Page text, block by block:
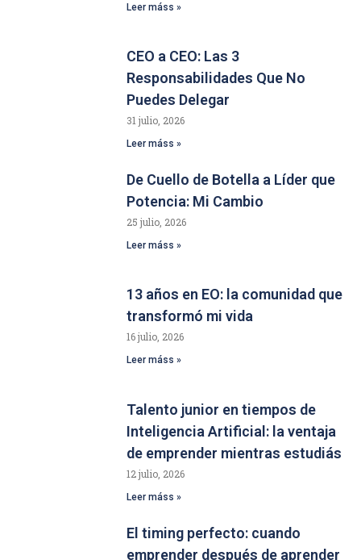
Leer máss »
CEO a CEO: Las 3
Responsabilidades Que No
Puedes Delegar
31 julio, 2026
Leer máss »
De Cuello de Botella a Líder que
Potencia: Mi Cambio
25 julio, 2026
Leer máss »
13 años en EO: la comunidad que
transformó mi vida
16 julio, 2026
Leer máss »
Talento junior en tiempos de
Inteligencia Artificial: la ventaja
de emprender mientras estudiás
12 julio, 2026
Leer máss »
El timing perfecto: cuando
emprender después de aprender